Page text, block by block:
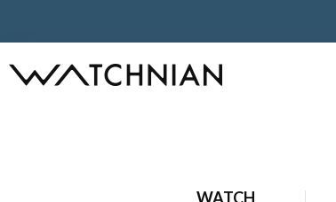
WATCH